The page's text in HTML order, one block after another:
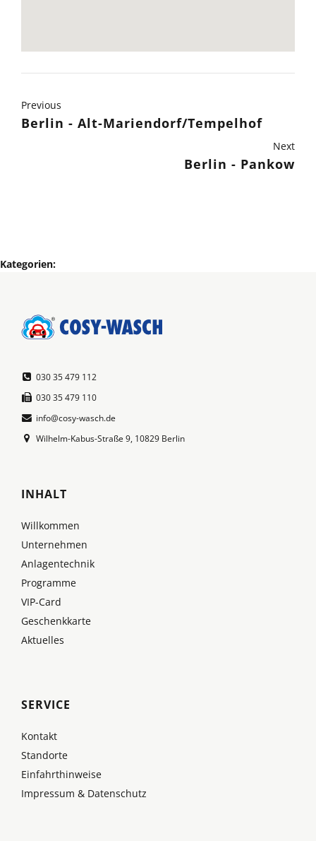
Previous
Berlin - Alt-Mariendorf/Tempelhof
Next
Berlin - Pankow
Kategorien:
030 35 479 112
030 35 479 110
info@cosy-wasch.de
Wilhelm-Kabus-Straße 9, 10829 Berlin
INHALT
Willkommen
Unternehmen
Anlagentechnik
Programme
VIP-Card
Geschenkkarte
Aktuelles
SERVICE
Kontakt
Standorte
Einfahrthinweise
Impressum & Datenschutz